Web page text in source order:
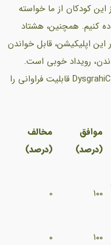
این کودکان از ما خواسته
کنیم. همچنین، هشتاد
اپلیکیشن، قابل خواندن
رویداد خوبی است.
برپایه این پیامدهای به‌دست آمده، DysgrahiCoach قابلیت فراوانی را
موافق
(درصد)
مخالف
(درصد)
۱۰۰ 0
۱۰۰ ۰